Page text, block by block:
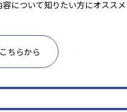
について知りたい方にオススメ
ちらから